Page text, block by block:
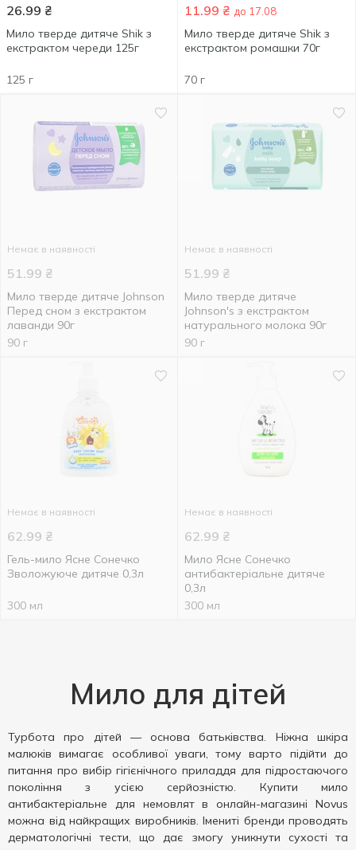
26.99 ₴
Мило тверде дитяче Shik з
екстрактом череди 125г
125 г
11.99 ₴ до 17.08
Мило тверде дитяче Shik з
екстрактом ромашки 70г
70 г
Немає в наявності
51.99 ₴
Мило тверде дитяче Johnson
Перед сном з екстрактом
лаванди 90г
90 г
Немає в наявності
51.99 ₴
Мило тверде дитяче
Johnson's з екстрактом
натурального молока 90г
90 г
Немає в наявності
62.99 ₴
Гель-мило Ясне Сонечко
Зволожуюче дитяче 0,3л
300 мл
Немає в наявності
62.99 ₴
Мило Ясне Сонечко
антибактеріальне дитяче
0,3л
300 мл
Мило для дітей
Турбота про дітей — основа батьківства. Ніжна шкіра
малюків вимагає особливої уваги, тому варто підійти до
питання про вибір гігієнічного приладдя для підростаючого
покоління з усією серйозністю. Купити мило
антибактеріальне для немовлят в онлайн-магазині Novus
можна від найкращих виробників. Імениті бренди проводять
дерматологічні тести, що дає змогу уникнути сухості та